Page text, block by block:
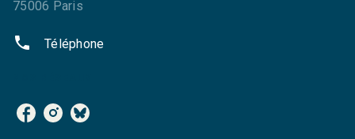
75006 Paris
phone Téléphone